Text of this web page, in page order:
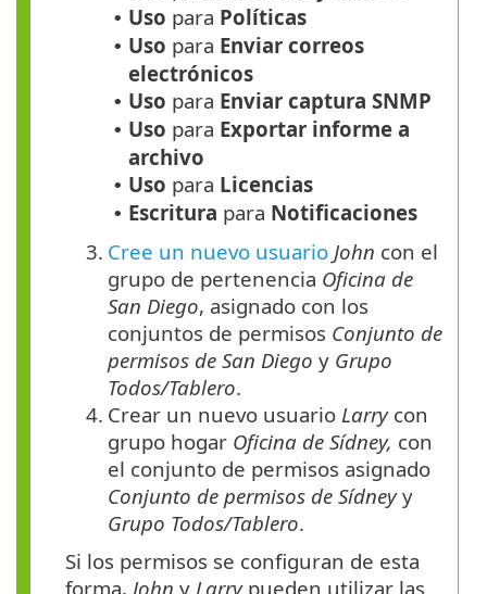
• Uso para Políticas
• Uso para Enviar correos
electrónicos
• Uso para Enviar captura SNMP
• Uso para Exportar informe a
archivo
• Uso para Licencias
• Escritura para Notificaciones
3. Cree un nuevo usuario John con el
grupo de pertenencia Oficina de
San Diego, asignado con los
conjuntos de permisos Conjunto de
permisos de San Diego y Grupo
Todos/Tablero.
4. Crear un nuevo usuario Larrycon
grupo hogar Oficina de Sídney, con
el conjunto de permisos asignado
Conjunto de permisos de Sídneyy
Grupo Todos/Tablero.
Si los permisos se configuran de esta
forma, John y Larrypueden utilizar las